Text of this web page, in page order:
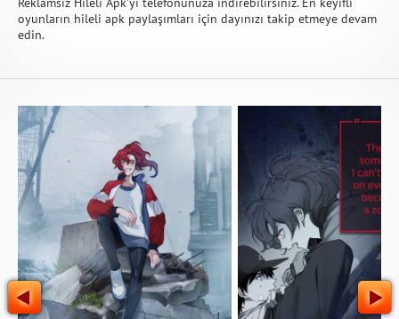
oyunların hileli apk paylaşımları için dayınızı takip etmeye devam
edin.